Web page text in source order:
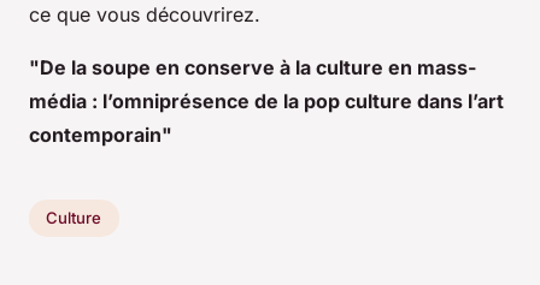
ce que vous découvrirez.
"De la soupe en conserve à la culture en mass-
média : l’omniprésence de la pop culture dans l’art
contemporain"
Culture